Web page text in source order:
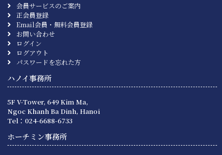
会員サービスのご案内
正会員登録
Email会員・無料会員登録
お問い合わせ
ログイン
ログアウト
パスワードを忘れた方
ハノイ事務所
5F V-Tower, 649 Kim Ma,
Ngoc Khanh Ba Dinh, Hanoi
Tel：024-6688-6733
ホーチミン事務所